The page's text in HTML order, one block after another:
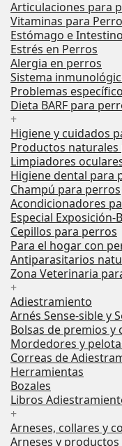
Articulaciones para
Vitaminas para
Estómago e
Estrés en Perros
Alergia en perros
Sistema
Problemas
Dieta BARF para
+
Higiene y cuidados
Productos naturales
Limpiadores
Higiene dental para
Champú para perros
Acondicionadores
Especial
Cepillos para perros
Para el hogar con
Antiparasitarios
Zona Veterinaria
+
Adiestramiento
Arnés Sense-sible y
Bolsas de premios y
Mordedores y
Correas de
Herramientas
Bozales
Libros
+
Arneses, collares y
Arneses y productos